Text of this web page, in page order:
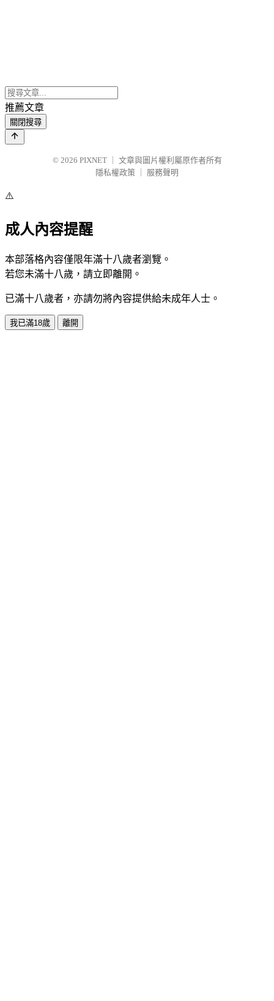
推薦文章
關閉搜尋
© 2026 PIXNET
文章與圖片權利屬原作者所有
隱私權政策
服務聲明
⚠️
成人內容提醒
本部落格內容僅限年滿十八歲者瀏覽。
若您未滿十八歲，請立即離開。
已滿十八歲者，亦請勿將內容提供給未成年人士。
我已滿18歲 離開